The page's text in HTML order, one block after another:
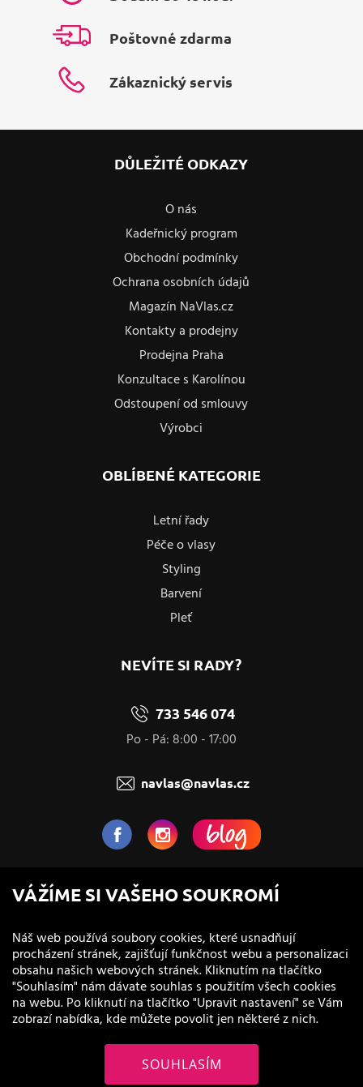
Poštovné zdarma
Zákaznický servis
DŮLEŽITÉ ODKAZY
O nás
Kadeřnický program
Obchodní podmínky
Ochrana osobních údajů
Magazín NaVlas.cz
Kontakty a prodejny
Prodejna Praha
Konzultace s Karolínou
Odstoupení od smlouvy
Výrobci
OBLÍBENÉ KATEGORIE
Letní řady
Péče o vlasy
Styling
Barvení
Pleť
NEVÍTE SI RADY?
733 546 074
Po - Pá: 8:00 - 17:00
navlas@navlas.cz
NaVlas.cz - Vlasová kosmetika
provozovatel e-shopu a prodejen
VÁŽÍME SI VAŠEHO SOUKROMÍ
Náš web používá soubory cookies, které usnadňují
procházení stránek, zajišťují funkčnost webu a personalizaci
obsahu našich webových stránek. Kliknutím na tlačítko
"Souhlasím" nám dávate souhlas s použitím všech cookies
na webu. Po kliknutí na tlačítko "Upravit nastavení" se Vám
zobrazí nabídka, kde můžete povolit jen některé z nich.
SOUHLASÍM